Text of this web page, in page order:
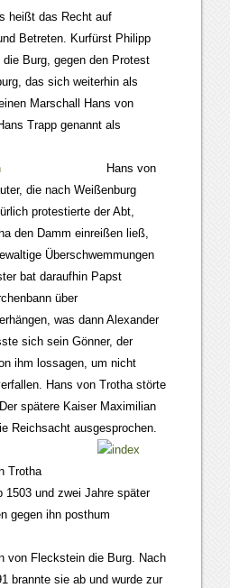
heißt das Recht auf
Betreten. Kurfürst Philipp
Burg, gegen den Protest
das sich weiterhin als
Marschall Hans von
Trapp genannt als
Hans von
die nach Weißenburg
protestierte der Abt,
den Damm einreißen ließ,
Überschwemmungen
bat daraufhin Papst
über
was dann Alexander
sich sein Gönner, der
ihm lossagen, um nicht
Hans von Trotha störte
spätere Kaiser Maximilian
Reichsacht ausgesprochen.
Trotha
1503 und zwei Jahre später
gegen ihn posthum
von Fleckstein die Burg. Nach
brannte sie ab und wurde zur